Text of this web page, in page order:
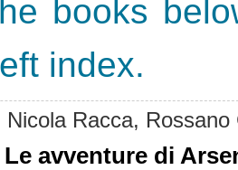
books
index.
Nicola Racca, Rossano
Le avventure di